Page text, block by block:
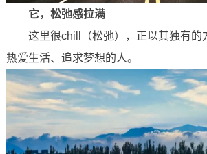
它，松弛感拉满
这里很chill（松弛），正以其独有的
热爱生活、追求梦想的人。